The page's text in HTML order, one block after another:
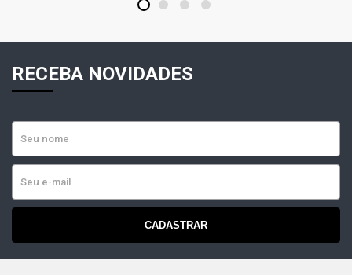
1 2 3 4
RECEBA NOVIDADES
CADASTRAR